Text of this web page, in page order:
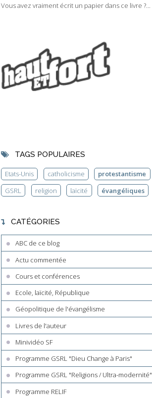
Vous avez vraiment écrit un papier dans ce livre ?...
TAGS POPULAIRES
Etats-Unis catholicisme protestantisme
GSRL
religion laïcité évangéliques
CATÉGORIES
ABC de ce blog
Actu commentée
Cours et conférences
Ecole, laïcité, République
Géopolitique de l'évangélisme
Livres de l'auteur
Minividéo SF
Programme GSRL "Dieu Change à Paris"
Programme GSRL "Religions / Ultra-modernité"
Programme RELIF